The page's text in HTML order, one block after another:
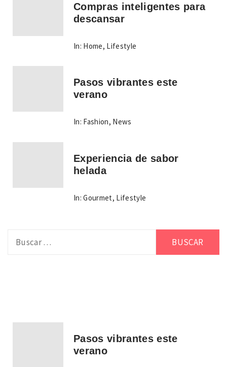
Compras inteligentes para
descansar
In: Home, Lifestyle
Pasos vibrantes este
verano
In: Fashion, News
Experiencia de sabor
helada
In: Gourmet, Lifestyle
Pasos vibrantes este
verano